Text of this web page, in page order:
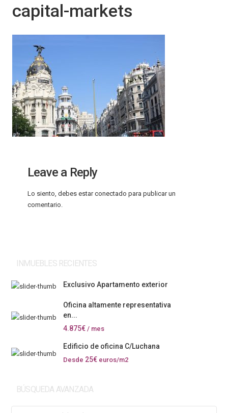
capital-markets
Leave a Reply
Lo siento, debes estarconectado para publicar un
comentario.
INMUEBLES RECIENTES
Exclusivo Apartamento exterior
Oficina altamente representativa
en...
4.875€ / mes
Edificio de oficina C/Luchana
Desde 25€ euros/m2
BÚSQUEDA AVANZADA